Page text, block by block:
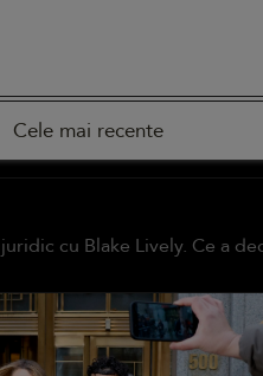
Cele mai recente
cu Blake Lively. Ce a